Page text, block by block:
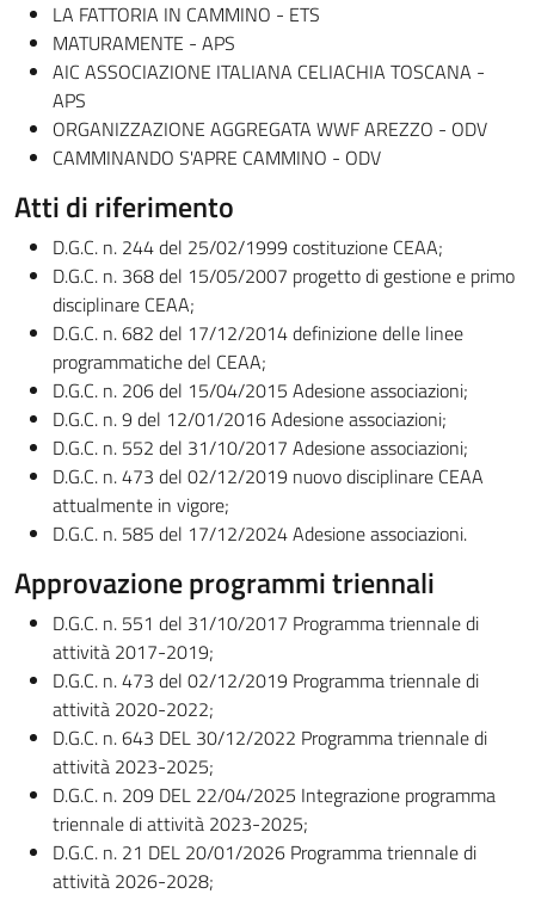
LA FATTORIA IN CAMMINO - ETS
MATURAMENTE - APS
AIC ASSOCIAZIONE ITALIANA CELIACHIA TOSCANA -
APS
ORGANIZZAZIONE AGGREGATA WWF AREZZO - ODV
CAMMINANDO S'APRE CAMMINO - ODV
Atti di riferimento
D.G.C. n. 244 del 25/02/1999 costituzione CEAA;
D.G.C. n. 368 del 15/05/2007 progetto di gestione e primo
disciplinare CEAA;
D.G.C. n. 682 del 17/12/2014 definizione delle linee
programmatiche del CEAA;
D.G.C. n. 206 del 15/04/2015 Adesione associazioni;
D.G.C. n. 9 del 12/01/2016 Adesione associazioni;
D.G.C. n. 552 del 31/10/2017 Adesione associazioni;
D.G.C. n. 473 del 02/12/2019 nuovo disciplinare CEAA
attualmente in vigore;
D.G.C. n. 585 del 17/12/2024 Adesione associazioni.
Approvazione programmi triennali
D.G.C. n. 551 del 31/10/2017 Programma triennale di
attività 2017-2019;
D.G.C. n. 473 del 02/12/2019 Programma triennale di
attività 2020-2022;
D.G.C. n. 643 DEL 30/12/2022 Programma triennale di
attività 2023-2025;
D.G.C. n. 209 DEL 22/04/2025 Integrazione programma
triennale di attività 2023-2025;
D.G.C. n. 21 DEL 20/01/2026 Programma triennale di
attività 2026-2028;